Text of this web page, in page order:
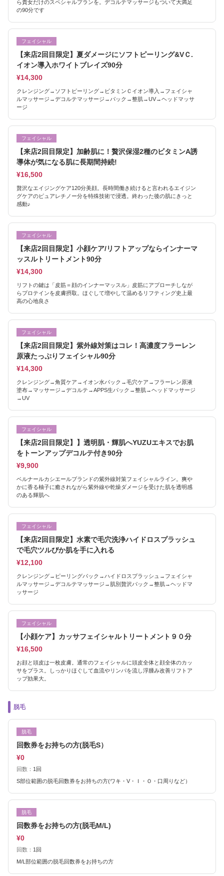
ら貴女だけのスペシャルプランを。デコルテマッサージもついて大満足
の90分です
フェイシャル
【来店2回目限定】夏ダメージにソフトピーリング&VＣ.
イオン導入ホワイトブレイズ90分
¥14,300
クレンジング→ソフトピーリング→ビタミンＣイオン導入→フェイシャ
ルマッサージ→デコルテマッサージ→パック→整肌→UV→ヘッドマッサ
ージ
フェイシャル
【来店2回目限定】加齢肌に！贅沢保湿2種のビタミンA誘
導体が気になる肌に長期間持続!
¥16,500
贅沢なエイジングケア120分美顔。長時間働き続けると言われるエイジン
グケアのピュアレチノー分を特殊技術で浸透。終わった後の肌にきっと
感動♪
フェイシャル
【来店2回目限定】小顔ケア/リフトアップならインナーマ
ッスルトリートメント90分
¥14,300
リフトの鍵は「皮筋＝顔のインナーマッスル」皮筋にアプローチしなが
らプロテインを皮膚摂取。ほぐして増やして温めるリフティング史上最
高の心地良さ
フェイシャル
【来店2回目限定】紫外線対策はコレ！高濃度フラーレン
原液たっぷりフェイシャル90分
¥14,300
クレンジング→角質ケア→イオン水パック→毛穴ケア→フラーレン原液
塗布→マッサージ→デコルテ→APPS生パック→整肌→ヘッドマッサージ
→UV
フェイシャル
【来店2回目限定】】透明肌・輝肌へYUZUエキスでお肌
をトーンアップデコルテ付き90分
¥9,900
ベルナールカシエールブランドの紫外線対策フェイシャルライン。爽や
かに香る柚子に癒されながら紫外線や乾燥ダメージを受けた肌を透明感
のある輝肌へ
フェイシャル
【来店2回目限定】水素で毛穴洗浄ハイドロスプラッシュ
で毛穴ツルぴか肌を手に入れる
¥12,100
クレンジング→ピーリングパック→ハイドロスプラッシュ→フェイシャ
ルマッサージ→デコルテマッサージ→肌別贅沢パック→整肌→ヘッドマ
ッサージ
フェイシャル
【小顔ケア】カッサフェイシャルトリートメント９０分
¥16,500
お顔と頭皮は一枚皮膚。通常のフェイシャルに頭皮全体と顔全体のカッ
サをプラス。しっかりほぐして血流やリンパを流し浮腫み改善リフトア
ップ効果大。
脱毛
脱毛
回数券をお持ちの方(脱毛S）
¥0
回数： 1回
S部位範囲の脱毛回数券をお持ちの方(ワキ・V・Ｉ・Ｏ・口周りなど）
脱毛
回数券をお持ちの方(脱毛M/L)
¥0
回数： 1回
M/L部位範囲の脱毛回数券をお持ちの方